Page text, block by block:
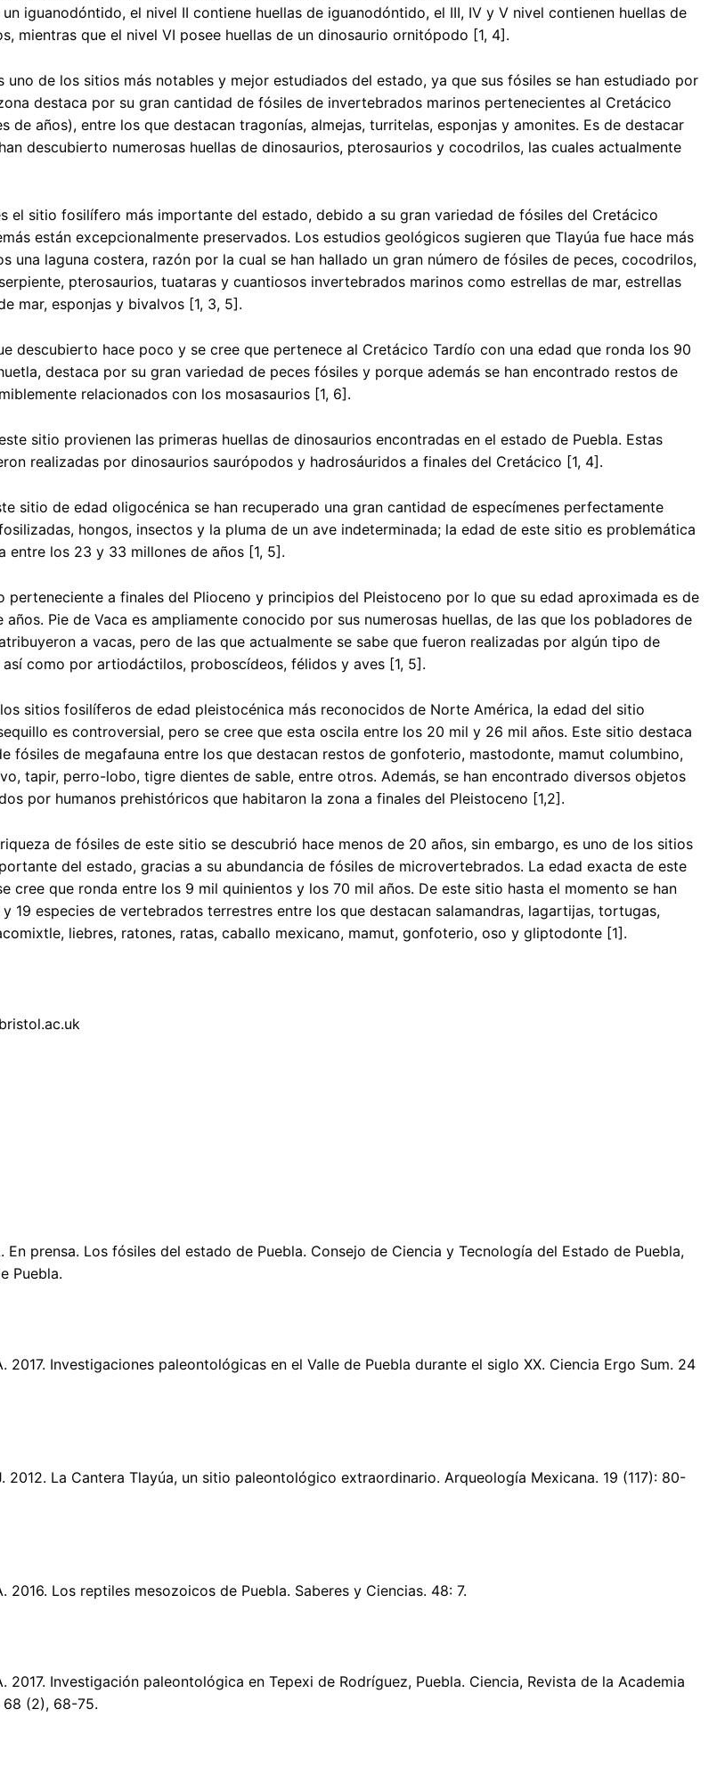
iguanodóntido, el nivel II contiene huellas de iguanodóntido, el III, IV y V nivel contienen huellas de
mientras que el nivel VI posee huellas de un dinosaurio ornitópodo [1, 4].
uno de los sitios más notables y mejor estudiados del estado, ya que sus fósiles se han estudiado por
destaca por su gran cantidad de fósiles de invertebrados marinos pertenecientes al Cretácico
de años), entre los que destacan tragonías, almejas, turritelas, esponjas y amonites. Es de destacar
descubierto numerosas huellas de dinosaurios, pterosaurios y cocodrilos, las cuales actualmente
el sitio fosilífero más importante del estado, debido a su gran variedad de fósiles del Cretácico
están excepcionalmente preservados. Los estudios geológicos sugieren que Tlayúa fue hace más
una laguna costera, razón por la cual se han hallado un gran número de fósiles de peces, cocodrilos,
pterosaurios, tuataras y cuantiosos invertebrados marinos como estrellas de mar, estrellas
mar, esponjas y bivalvos [1, 3, 5].
descubierto hace poco y se cree que pertenece al Cretácico Tardío con una edad que ronda los 90
destaca por su gran variedad de peces fósiles y porque además se han encontrado restos de
relacionados con los mosasaurios [1, 6].
sitio provienen las primeras huellas de dinosaurios encontradas en el estado de Puebla. Estas
realizadas por dinosaurios saurópodos y hadrosáuridos a finales del Cretácico [1, 4].
sitio de edad oligocénica se han recuperado una gran cantidad de especímenes perfectamente
hongos, insectos y la pluma de un ave indeterminada; la edad de este sitio es problemática
entre los 23 y 33 millones de años [1, 5].
perteneciente a finales del Plioceno y principios del Pleistoceno por lo que su edad aproximada es de
Pie de Vaca es ampliamente conocido por sus numerosas huellas, de las que los pobladores de
a vacas, pero de las que actualmente se sabe que fueron realizadas por algún tipo de
como por artiodáctilos, proboscídeos, félidos y aves [1, 5].
sitios fosilíferos de edad pleistocénica más reconocidos de Norte América, la edad del sitio
es controversial, pero se cree que esta oscila entre los 20 mil y 26 mil años. Este sitio destaca
fósiles de megafauna entre los que destacan restos de gonfoterio, mastodonte, mamut columbino,
tapir, perro-lobo, tigre dientes de sable, entre otros. Además, se han encontrado diversos objetos
por humanos prehistóricos que habitaron la zona a finales del Pleistoceno [1,2].
de fósiles de este sitio se descubrió hace menos de 20 años, sin embargo, es uno de los sitios
del estado, gracias a su abundancia de fósiles de microvertebrados. La edad exacta de este
cree que ronda entre los 9 mil quinientos y los 70 mil años. De este sitio hasta el momento se han
19 especies de vertebrados terrestres entre los que destacan salamandras, lagartijas, tortugas,
liebres, ratones, ratas, caballo mexicano, mamut, gonfoterio, oso y gliptodonte [1].
En prensa. Los fósiles del estado de Puebla. Consejo de Ciencia y Tecnología del Estado de Puebla,
Puebla.
2017. Investigaciones paleontológicas en el Valle de Puebla durante el siglo XX. Ciencia Ergo Sum. 24
2012. La Cantera Tlayúa, un sitio paleontológico extraordinario. Arqueología Mexicana. 19 (117): 80-
2016. Los reptiles mesozoicos de Puebla. Saberes y Ciencias. 48: 7.
2017. Investigación paleontológica en Tepexi de Rodríguez, Puebla. Ciencia, Revista de la Academia
68 (2), 68-75.